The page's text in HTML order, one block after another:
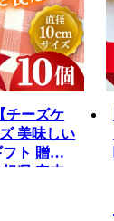
チーズケ
美味しい
ト 贈り
県 安来
】